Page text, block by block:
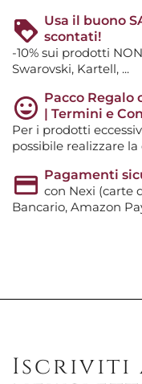
Usa il buono
scontati!
-10% sui prodotti
Swarovski, Kartell, ...
Pacco Regalo
| Termini e
Per i prodotti
possibile realizzare
Pagamenti
con Nexi (carte
Bancario, Amazon
Iscriviti